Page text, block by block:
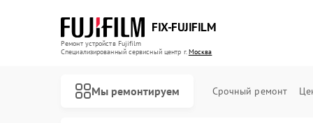
FIX-FUJIFILM
Ремонт устройств Fujifilm
Специализированный cервисный центр г.Москва
Мы ремонтируем Срочный ремонт